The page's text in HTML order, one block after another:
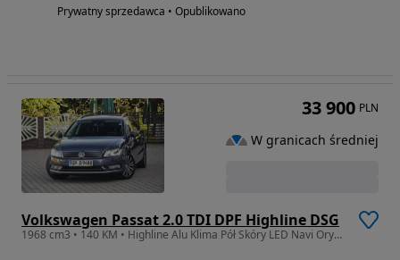
Prywatny sprzedawca • Opublikowano
Volkswagen Passat 2.0 TDI DPF Highline DSG
1968 cm3 • 140 KM • Highline Alu Klima Pół Skóry LED Navi Oryginał
33 900 PLN
W granicach średniej